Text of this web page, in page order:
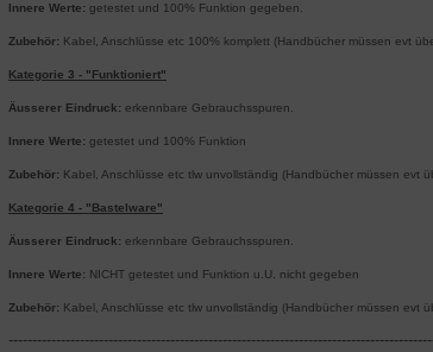
Innere Werte: getestet und 100% Funktion gegeben.
Zubehör: Kabel, Anschlüsse etc 100% komplett (Handbücher müssen evt
Kategorie 3 - "Funktioniert"
Äusserer Eindruck: erkennbare Gebrauchsspuren.
Innere Werte: getestet und 100% Funktion
Zubehör: Kabel, Anschlüsse etc tlw unvollständig (Handbücher müssen evt
Kategorie 4 - "Bastelware"
Äusserer Eindruck: erkennbare Gebrauchsspuren.
Innere Werte: NICHT getestet und Funktion u.U. nicht gegeben
Zubehör: Kabel, Anschlüsse etc tlw unvollständig (Handbücher müssen evt